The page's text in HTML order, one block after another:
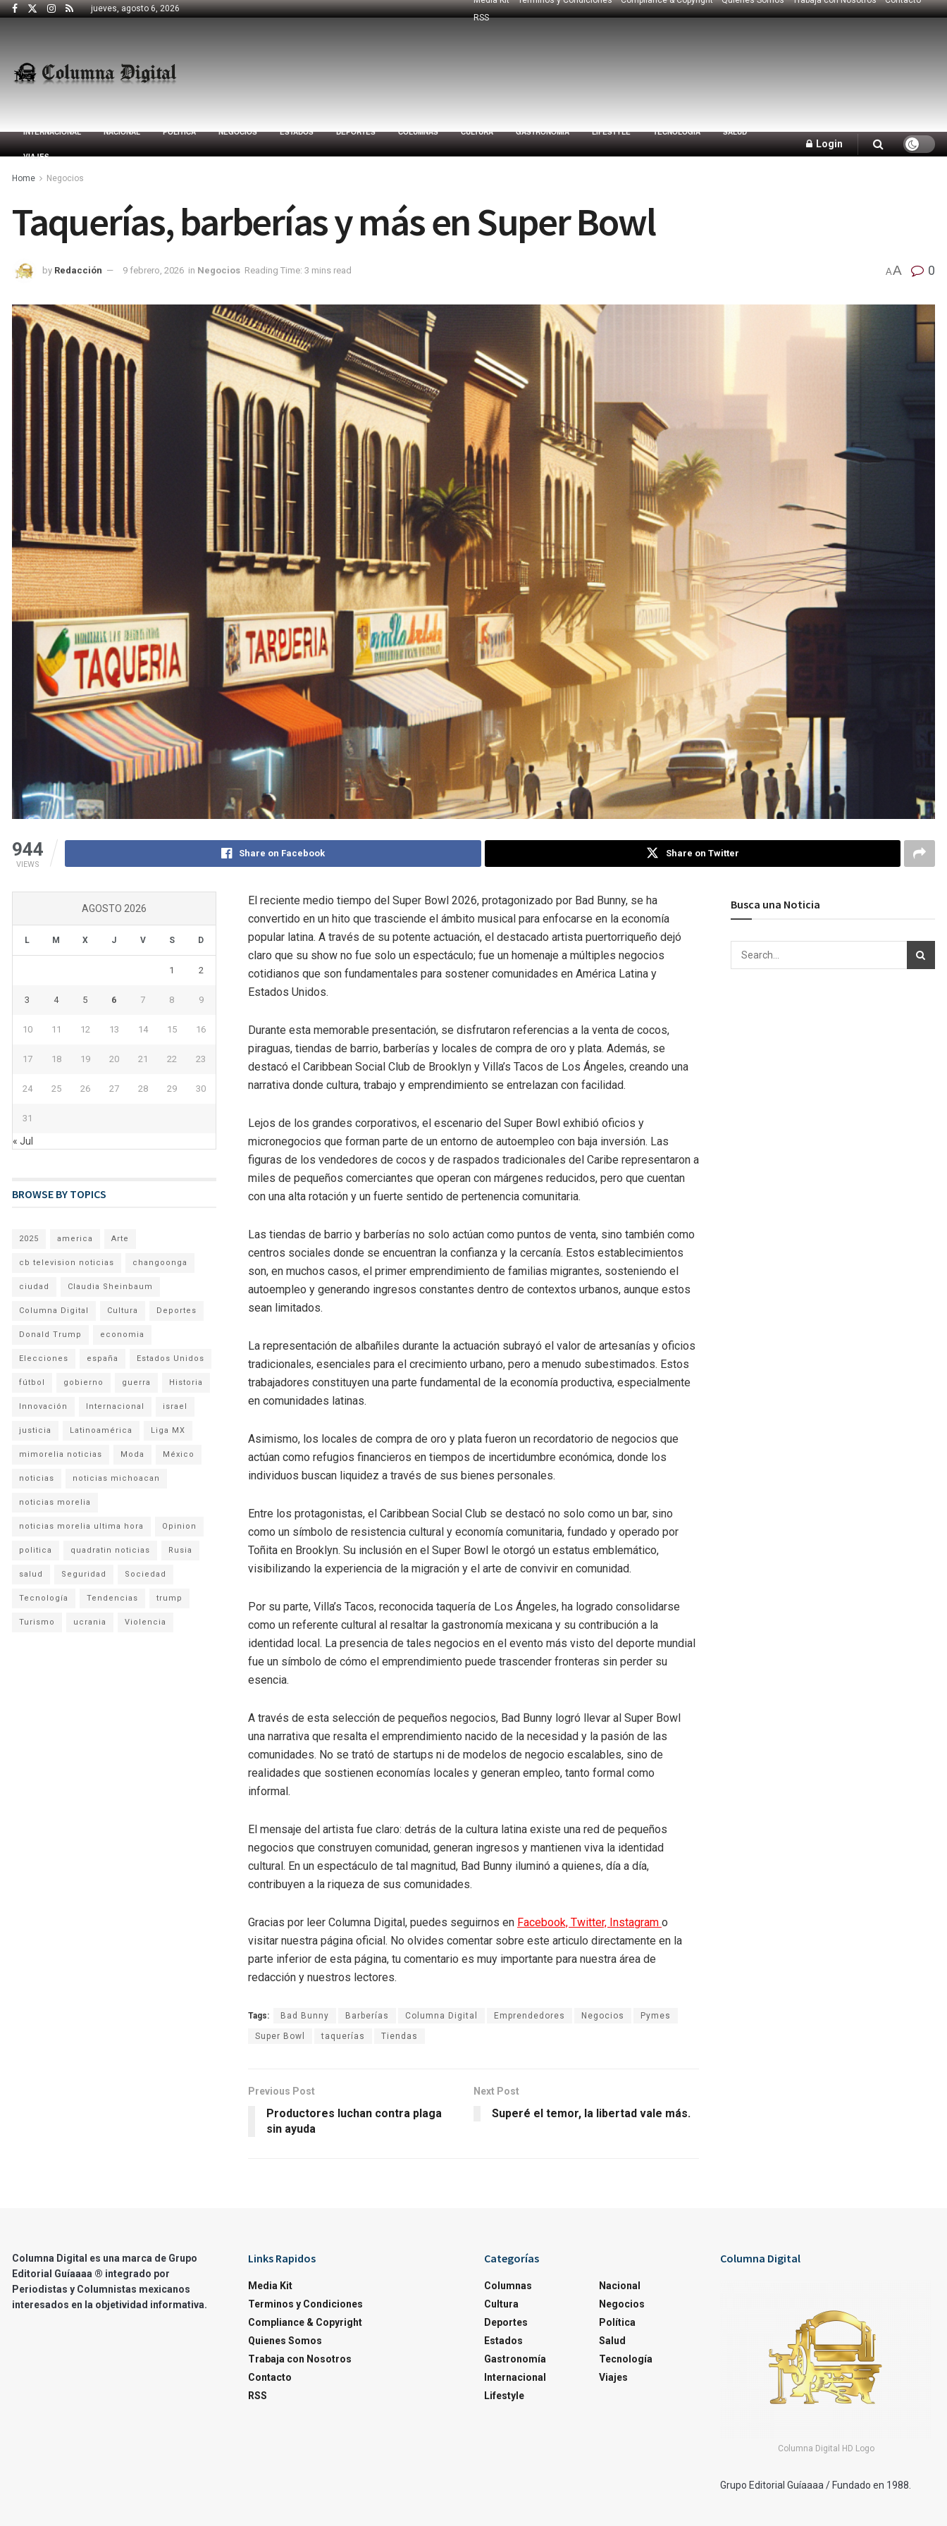
jueves, agosto 6, 2026
RSS
INTERNACIONAL NACIONAL POLÍTICA NEGOCIOS ESTADOS DEPORTES COLUMNAS CULTURA GASTRONOMÍA LIFESTYLE TECNOLOGÍA SALUD
VIAJES
Login
Home Negocios
Taquerías, barberías y más en Super Bowl
by Redacción 9 febrero, 2026 in Negocios Reading Time: 3 mins read AA 0
944
VIEWS
Share on Facebook Share on Twitter
El reciente medio tiempo del Super Bowl 2026, protagonizado por Bad Bunny, se ha
convertido en un hito que trasciende el ámbito musical para enfocarse en la economía
popular latina. A través de su potente actuación, el destacado artista puertorriqueño dejó
claro que su show no fue solo un espectáculo; fue un homenaje a múltiples negocios
cotidianos que son fundamentales para sostener comunidades en América Latina y
Estados Unidos.
Durante esta memorable presentación, se disfrutaron referencias a la venta de cocos,
piraguas, tiendas de barrio, barberías y locales de compra de oro y plata. Además, se
destacó el Caribbean Social Club de Brooklyn y Villa’s Tacos de Los Ángeles, creando una
narrativa donde cultura, trabajo y emprendimiento se entrelazan con facilidad.
Lejos de los grandes corporativos, el escenario del Super Bowl exhibió oficios y
micronegocios que forman parte de un entorno de autoempleo con baja inversión. Las
figuras de los vendedores de cocos y de raspados tradicionales del Caribe representaron a
miles de pequeños comerciantes que operan con márgenes reducidos, pero que cuentan
con una alta rotación y un fuerte sentido de pertenencia comunitaria.
Las tiendas de barrio y barberías no solo actúan como puntos de venta, sino también como
centros sociales donde se encuentran la confianza y la cercanía. Estos establecimientos
son, en muchos casos, el primer emprendimiento de familias migrantes, sosteniendo el
autoempleo y generando ingresos constantes dentro de contextos urbanos, aunque estos
sean limitados.
La representación de albañiles durante la actuación subrayó el valor de artesanías y oficios
tradicionales, esenciales para el crecimiento urbano, pero a menudo subestimados. Estos
trabajadores constituyen una parte fundamental de la economía productiva, especialmente
en comunidades latinas.
Asimismo, los locales de compra de oro y plata fueron un recordatorio de negocios que
actúan como refugios financieros en tiempos de incertidumbre económica, donde los
individuos buscan liquidez a través de sus bienes personales.
Entre los protagonistas, el Caribbean Social Club se destacó no solo como un bar, sino
como un símbolo de resistencia cultural y economía comunitaria, fundado y operado por
Toñita en Brooklyn. Su inclusión en el Super Bowl le otorgó un estatus emblemático,
visibilizando la experiencia de la migración y el arte de convivir en comunidad.
Por su parte, Villa’s Tacos, reconocida taquería de Los Ángeles, ha logrado consolidarse
como un referente cultural al resaltar la gastronomía mexicana y su contribución a la
identidad local. La presencia de tales negocios en el evento más visto del deporte mundial
fue un símbolo de cómo el emprendimiento puede trascender fronteras sin perder su
esencia.
A través de esta selección de pequeños negocios, Bad Bunny logró llevar al Super Bowl
una narrativa que resalta el emprendimiento nacido de la necesidad y la pasión de las
comunidades. No se trató de startups ni de modelos de negocio escalables, sino de
realidades que sostienen economías locales y generan empleo, tanto formal como
informal.
El mensaje del artista fue claro: detrás de la cultura latina existe una red de pequeños
negocios que construyen comunidad, generan ingresos y mantienen viva la identidad
cultural. En un espectáculo de tal magnitud, Bad Bunny iluminó a quienes, día a día,
contribuyen a la riqueza de sus comunidades.
Gracias por leer Columna Digital, puedes seguirnos en Facebook, Twitter, Instagram o
visitar nuestra página oficial. No olvides comentar sobre este articulo directamente en la
parte inferior de esta página, tu comentario es muy importante para nuestra área de
redacción y nuestros lectores.
Tags: Bad Bunny Barberías Columna Digital Emprendedores Negocios Pymes
Super Bowl taquerías Tiendas
Previous Post
Productores luchan contra plaga
sin ayuda
Next Post
Superé el temor, la libertad vale más.
AGOSTO 2026
L M X J V S D
1 2
3 4 5 6 7 8 9
10 11 12 13 14 15 16
17 18 19 20 21 22 23
24 25 26 27 28 29 30
31
« Jul
BROWSE BY TOPICS
2025 america Arte
cb television noticias changoonga
ciudad Claudia Sheinbaum
Columna Digital Cultura Deportes
Donald Trump economia
Elecciones españa Estados Unidos
fútbol gobierno guerra Historia
Innovación Internacional israel
justicia Latinoamérica Liga MX
mimorelia noticias Moda México
noticias noticias michoacan
noticias morelia
noticias morelia ultima hora Opinion
politica quadratin noticias Rusia
salud Seguridad Sociedad
Tecnología Tendencias trump
Turismo ucrania Violencia
Busca una Noticia
Columna Digital es una marca de Grupo
Editorial Guíaaaa ® integrado por
Periodistas y Columnistas mexicanos
interesados en la objetividad informativa.
Links Rapidos
Media Kit
Terminos y Condiciones
Compliance & Copyright
Quienes Somos
Trabaja con Nosotros
Contacto
RSS
Categorías
Columnas
Cultura
Deportes
Estados
Gastronomía
Internacional
Lifestyle
Nacional
Negocios
Política
Salud
Tecnología
Viajes
Columna Digital
Columna Digital HD Logo
Grupo Editorial Guíaaaa / Fundado en 1988.